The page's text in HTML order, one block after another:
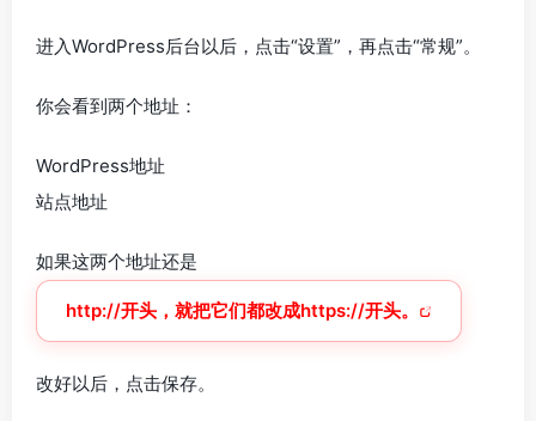
进入WordPress后台以后，点击“设置”，再点击“常规”。
你会看到两个地址：
WordPress地址
站点地址
如果这两个地址还是
http://开头，就把它们都改成https://开头。
改好以后，点击保存。